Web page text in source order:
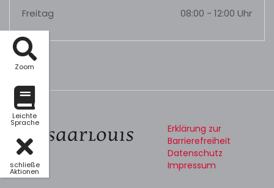
Zoom
Leichte
Sprache
schließe
Aktionen
Freitag
08:00 - 12:00 Uhr
Erklärung zur
Barrierefreiheit
Datenschutz
Impressum